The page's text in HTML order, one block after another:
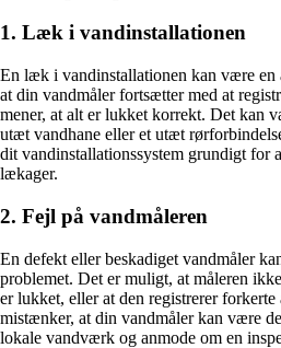
1. Læk i vandinstallationen
En læk i vandinstallationen kan være en
at din vandmåler fortsætter med at
mener, at alt er lukket korrekt. Det kan
utæt vandhane eller et utæt
dit vandinstallationssystem grundigt for
lækager.
2. Fejl på vandmåleren
En defekt eller beskadiget vandmåler
problemet. Det er muligt, at måleren
er lukket, eller at den registrerer
mistænker, at din vandmåler kan være
lokale vandværk og anmode om en